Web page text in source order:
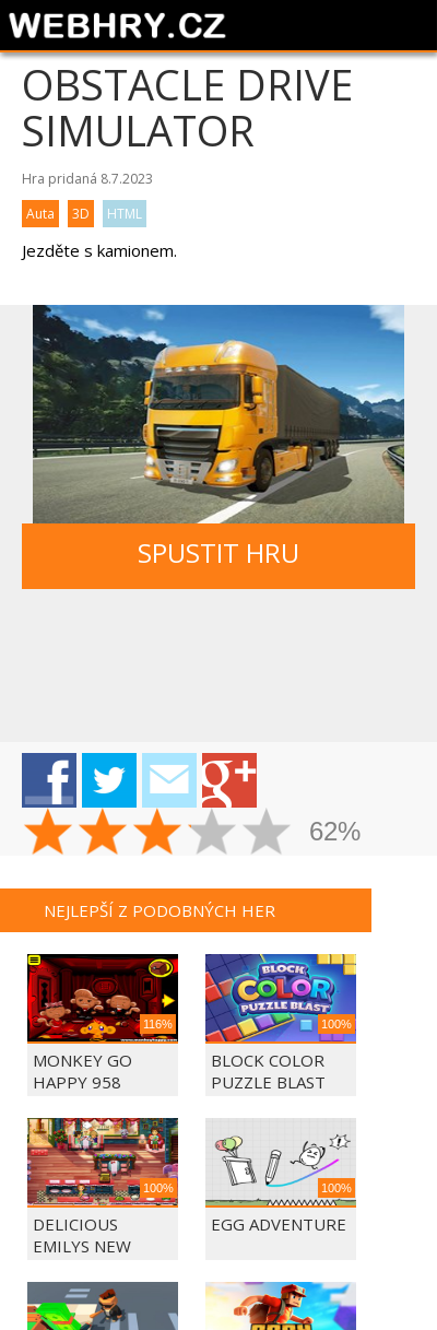
OBSTACLE DRIVE
SIMULATOR
Hra pridaná 8.7.2023
Auta
3D HTML
Jezděte s kamionem.
SPUSTIT HRU
62%
NEJLEPŠÍ Z PODOBNÝCH HER
116%
MONKEY GO
HAPPY 958
100%
BLOCK COLOR
PUZZLE BLAST
100%
DELICIOUS
EMILYS NEW
100%
EGG ADVENTURE